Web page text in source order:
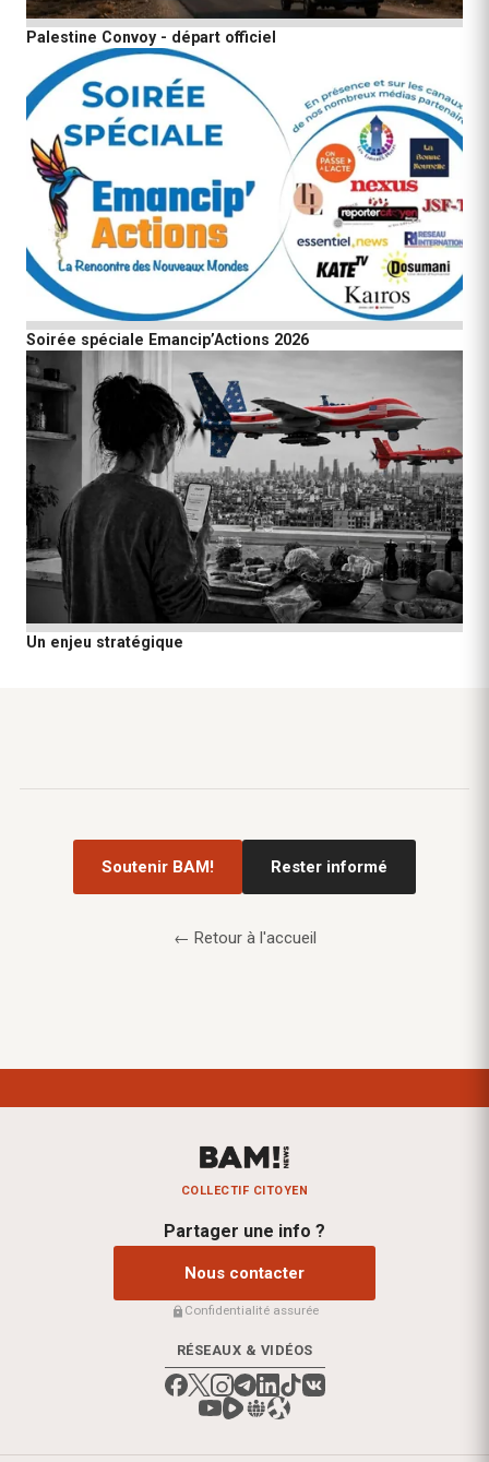
Palestine Convoy - départ officiel
Soirée spéciale Emancip’Actions 2026
Un enjeu stratégique
Soutenir BAM! Rester informé
← Retour à l'accueil
COLLECTIF CITOYEN
Partager une info ?
Nous contacter
Confidentialité assurée
RÉSEAUX & VIDÉOS